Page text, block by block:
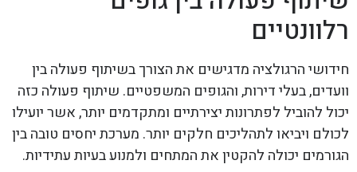
רלוונטיים
חידושי הרגולציה מדגישים את הצורך בשיתוף פעולה בין
וועדים, בעלי דירות, והגופים המשפטיים. שיתוף פעולה כזה
יכול להוביל לפתרונות יצירתיים ומתקדמים יותר, אשר יועילו
לכולם ויביאו לתהליכים חלקים יותר. מערכת יחסים טובה בין
הגורמים יכולה להקטין את המתחים ולמנוע בעיות עתידיות.